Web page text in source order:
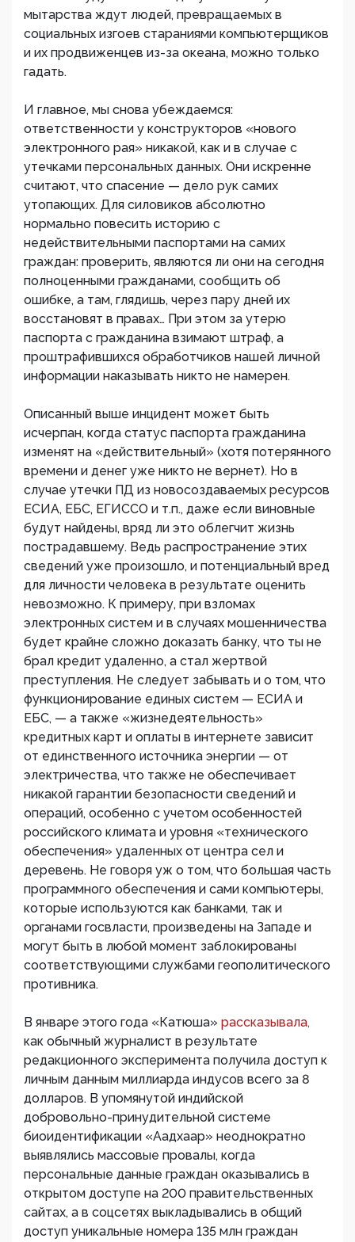
мытарства ждут людей, превращаемых в
социальных изгоев стараниями компьютерщиков
и их продвиженцев из-за океана, можно только
гадать.
И главное, мы снова убеждаемся:
ответственности у конструкторов «нового
электронного рая» никакой, как и в случае с
утечками персональных данных. Они искренне
считают, что спасение — дело рук самих
утопающих. Для силовиков абсолютно
нормально повесить историю с
недействительными паспортами на самих
граждан: проверить, являются ли они на сегодня
полноценными гражданами, сообщить об
ошибке, а там, глядишь, через пару дней их
восстановят в правах… При этом за утерю
паспорта с гражданина взимают штраф, а
проштрафившихся обработчиков нашей личной
информации наказывать никто не намерен.
Описанный выше инцидент может быть
исчерпан, когда статус паспорта гражданина
изменят на «действительный» (хотя потерянного
времени и денег уже никто не вернет). Но в
случае утечки ПД из новосоздаваемых ресурсов
ЕСИА, ЕБС, ЕГИССО и т.п., даже если виновные
будут найдены, вряд ли это облегчит жизнь
пострадавшему. Ведь распространение этих
сведений уже произошло, и потенциальный вред
для личности человека в результате оценить
невозможно. К примеру, при взломах
электронных систем и в случаях мошенничества
будет крайне сложно доказать банку, что ты не
брал кредит удаленно, а стал жертвой
преступления. Не следует забывать и о том, что
функционирование единых систем — ЕСИА и
ЕБС, — а также «жизнедеятельность»
кредитных карт и оплаты в интернете зависит
от единственного источника энергии — от
электричества, что также не обеспечивает
никакой гарантии безопасности сведений и
операций, особенно с учетом особенностей
российского климата и уровня «технического
обеспечения» удаленных от центра сел и
деревень. Не говоря уж о том, что большая часть
программного обеспечения и сами компьютеры,
которые используются как банками, так и
органами госвласти, произведены на Западе и
могут быть в любой момент заблокированы
соответствующими службами геополитического
противника.
В январе этого года «Катюша» рассказывала,
как обычный журналист в результате
редакционного эксперимента получила доступ к
личным данным миллиарда индусов всего за 8
долларов. В упомянутой индийской
добровольно-принудительной системе
биоидентификации «Аадхаар» неоднократно
выявлялись массовые провалы, когда
персональные данные граждан оказывались в
открытом доступе на 200 правительственных
сайтах, а в соцсетях выкладывались в общий
доступ уникальные номера 135 млн граждан